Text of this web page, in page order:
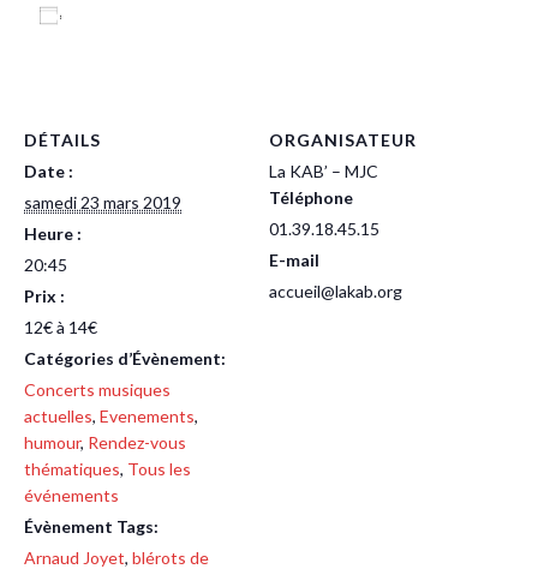
DÉTAILS
Date :
samedi 23 mars 2019
Heure :
20:45
Prix :
12€ à 14€
Catégories d’Évènement:
Concerts musiques
actuelles, Evenements,
humour, Rendez-vous
thématiques, Tous les
événements
Évènement Tags:
Arnaud Joyet, blérots de
ORGANISATEUR
La KAB’ – MJC
Téléphone
01.39.18.45.15
E-mail
accueil@lakab.org